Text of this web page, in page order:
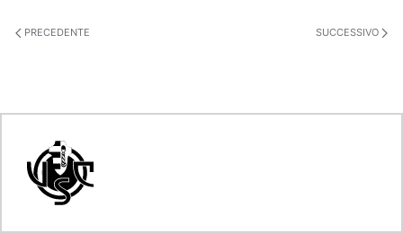
PRECEDENTE SUCCESSIVO